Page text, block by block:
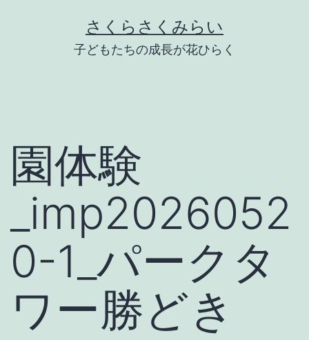
さくらさくみらい
子どもたちの成長が花ひらく
園体験
_imp2026052
0-1_パークタ
ワー勝どき